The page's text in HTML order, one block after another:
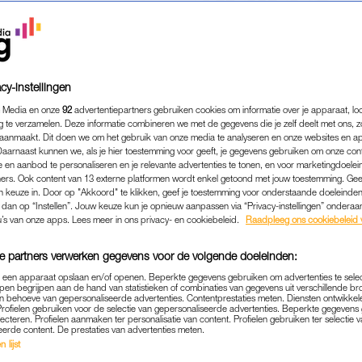
TIJD OM EEN
PLAATS VAN EEN
COLUMN LINDA.
19-01-2022 | MANON MEIJERS
Meijers adviseert lezers op stijlgebied in deze
door.
instellingen
en onze 92 advertentiepartners gebruiken cookies om informatie over je apparaat,
te verzamelen. Deze informatie combineren we met de gegevens die je zelf deelt met ons,
Dit doen we om het gebruik van onze media te analyseren en onze websites en
kunnen we, als je hier toestemming voor geeft, je gegevens gebruiken om onze
en aanbod te personaliseren en je relevante advertenties te tonen, en voor
Ook content van 13 externe platformen wordt enkel getoond met jouw toestemming.
keuze in. Door op "Akkoord" te klikken, geef je toestemming voor onderstaande
op “Instellen”. Jouw keuze kun je opnieuw aanpassen via “Privacy-instellingen”
van onze apps. Lees meer in ons privacy- en cookiebeleid.
Raadpleeg ons cookiebeleid
partners verwerken gegevens voor de volgende doeleinden:
apparaat opslaan en/of openen. Beperkte gegevens gebruiken om advertenties te
begrijpen aan de hand van statistieken of combinaties van gegevens uit verschillende
behoeve van gepersonaliseerde advertenties. Contentprestaties meten. Diensten
gebruiken voor de selectie van gepersonaliseerde advertenties. Beperkte
Profielen aanmaken ter personalisatie van content. Profielen gebruiken ter selectie
content. De prestaties van advertenties meten.
lijst